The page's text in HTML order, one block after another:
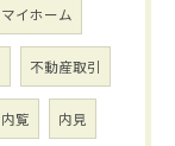
マイホーム
不動産取引
内覧 内見